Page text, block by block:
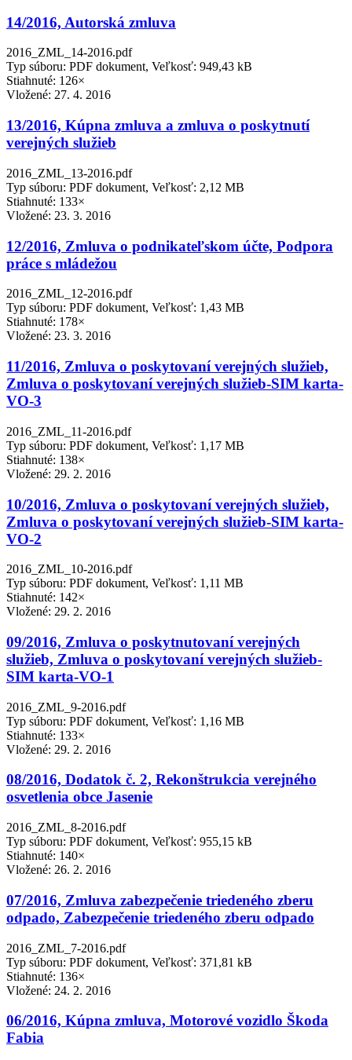
14/2016, Autorská zmluva
2016_ZML_14-2016.pdf
Typ súboru: PDF dokument, Veľkosť: 949,43 kB
Stiahnuté: 126×
Vložené: 27. 4. 2016
13/2016, Kúpna zmluva a zmluva o poskytnutí
verejných služieb
2016_ZML_13-2016.pdf
Typ súboru: PDF dokument, Veľkosť: 2,12 MB
Stiahnuté: 133×
Vložené: 23. 3. 2016
12/2016, Zmluva o podnikateľskom účte, Podpora
práce s mládežou
2016_ZML_12-2016.pdf
Typ súboru: PDF dokument, Veľkosť: 1,43 MB
Stiahnuté: 178×
Vložené: 23. 3. 2016
11/2016, Zmluva o poskytovaní verejných služieb,
Zmluva o poskytovaní verejných služieb-SIM karta-
VO-3
2016_ZML_11-2016.pdf
Typ súboru: PDF dokument, Veľkosť: 1,17 MB
Stiahnuté: 138×
Vložené: 29. 2. 2016
10/2016, Zmluva o poskytovaní verejných služieb,
Zmluva o poskytovaní verejných služieb-SIM karta-
VO-2
2016_ZML_10-2016.pdf
Typ súboru: PDF dokument, Veľkosť: 1,11 MB
Stiahnuté: 142×
Vložené: 29. 2. 2016
09/2016, Zmluva o poskytnutovaní verejných
služieb, Zmluva o poskytovaní verejných služieb-
SIM karta-VO-1
2016_ZML_9-2016.pdf
Typ súboru: PDF dokument, Veľkosť: 1,16 MB
Stiahnuté: 133×
Vložené: 29. 2. 2016
08/2016, Dodatok č. 2, Rekonštrukcia verejného
osvetlenia obce Jasenie
2016_ZML_8-2016.pdf
Typ súboru: PDF dokument, Veľkosť: 955,15 kB
Stiahnuté: 140×
Vložené: 26. 2. 2016
07/2016, Zmluva zabezpečenie triedeného zberu
odpado, Zabezpečenie triedeného zberu odpado
2016_ZML_7-2016.pdf
Typ súboru: PDF dokument, Veľkosť: 371,81 kB
Stiahnuté: 136×
Vložené: 24. 2. 2016
06/2016, Kúpna zmluva, Motorové vozidlo Škoda
Fabia